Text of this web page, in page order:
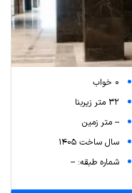
0 خواب
32 متر زیربنا
-- متر زمین
سال ساخت 1405
شماره طبقه: --